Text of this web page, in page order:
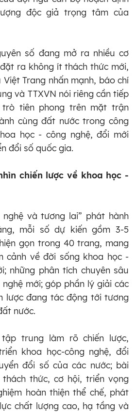
độc giả trọng tâm của
số đang mở ra nhiều cơ
ra không ít thách thức mới,
Việt Trang nhấn mạnh, báo chí
và TTXVN nói riêng cần tiếp
tiên phong trên mặt trận
cùng đất nước trong công
học - công nghệ, đổi mới
đổi số quốc gia.
chiến lược về khoa học -
nghệ và tương lai” phát hành
mỗi số dự kiến gồm 3-5
gọn trong 40 trang, mang
cảnh về đời sống khoa học -
những phân tích chuyên sâu
mới; góp phần lý giải các
lược đang tác động tới tương
nước.
tập trung làm rõ chiến lược,
khoa học-công nghệ, đổi
đổi số của các nước; bài
thức, cơ hội, triển vọng
hoàn thiện thể chế, phát
chất lượng cao, hạ tầng và